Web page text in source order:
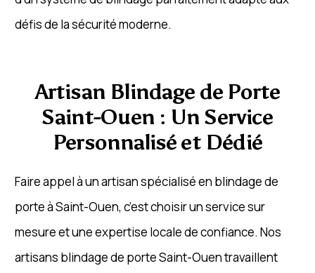
défis de la sécurité moderne.
Artisan Blindage de Porte
Saint-Ouen : Un Service
Personnalisé et Dédié
Faire appel à un artisan spécialisé en blindage de
porte à Saint-Ouen, c’est choisir un service sur
mesure et une expertise locale de confiance. Nos
artisans blindage de porte Saint-Ouen travaillent